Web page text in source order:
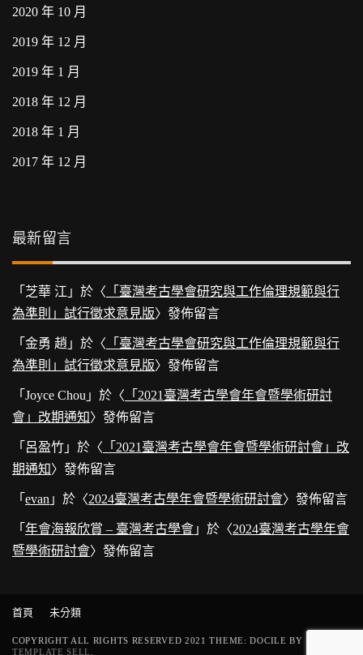
2020 年 10 月
2019 年 12 月
2019 年 1 月
2018 年 12 月
2018 年 1 月
2017 年 12 月
最新留言
「 芝華 江 」於〈 「臺灣考古學會研究與工作倫理規範與行
為準則」試行徵求意見版〉發佈留言
「 金勇 趙 」於〈 「臺灣考古學會研究與工作倫理規範與行
為準則」試行徵求意見版〉發佈留言
「 Joyce Chou 」於〈 「2021臺灣考古學會年會暨學術研討
會」改期通知〉發佈留言
「 呂盈竹 」於〈 「2021臺灣考古學會年會暨學術研討會」改
期通知〉發佈留言
「 evan 」於〈2024臺灣考古學年會暨學術研討會〉發佈留言
「 年會海報欣賞 – 臺灣考古學會 」於〈2024臺灣考古學年會
暨學術研討會〉發佈留言
COPYRIGHT ALL RIGHTS RESERVED 2021 THEME: DOCILE BY
TEMPLATE SELL
首頁 未分類